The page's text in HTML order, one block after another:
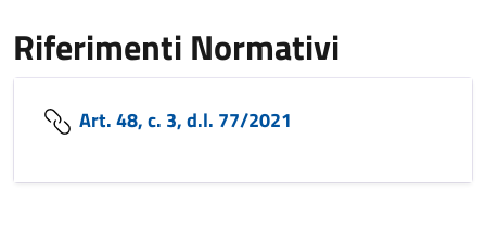
Riferimenti Normativi
Art. 48, c. 3, d.l. 77/2021